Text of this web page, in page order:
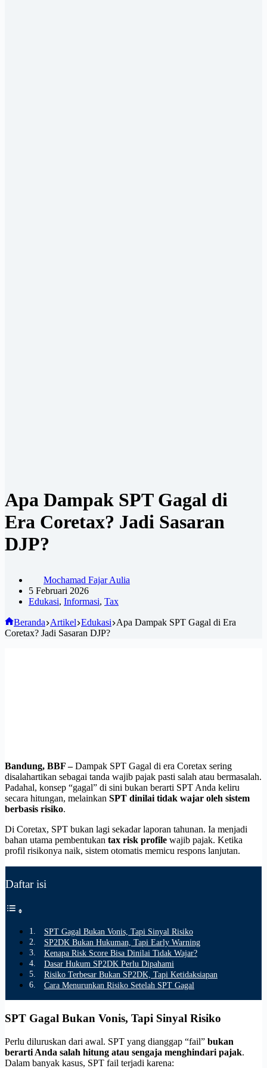
Apa Dampak SPT Gagal di
Era Coretax? Jadi Sasaran
DJP?
Mochamad Fajar Aulia
5 Februari 2026
Edukasi, Informasi, Tax
Beranda Artikel Edukasi Apa Dampak SPT Gagal di Era
Coretax? Jadi Sasaran DJP?
Bandung, BBF –Dampak SPT Gagal di era Coretax sering
disalahartikan sebagai tanda wajib pajak pasti salah atau bermasalah.
Padahal, konsep “gagal” di sini bukan berarti SPT Anda keliru
secara hitungan, melainkan SPT dinilai tidak wajar oleh sistem
berbasis risiko.
Di Coretax, SPT bukan lagi sekadar laporan tahunan. Ia menjadi
bahan utama pembentukan tax risk profile wajib pajak. Ketika
profil risikonya naik, sistem otomatis memicu respons lanjutan.
Daftar isi
SPT Gagal Bukan Vonis, Tapi Sinyal Risiko
SP2DK Bukan Hukuman, Tapi Early Warning
Kenapa Risk Score Bisa Dinilai Tidak Wajar?
Dasar Hukum SP2DK Perlu Dipahami
Risiko Terbesar Bukan SP2DK, Tapi Ketidaksiapan
Cara Menurunkan Risiko Setelah SPT Gagal
SPT Gagal Bukan Vonis, Tapi Sinyal Risiko
Perlu diluruskan dari awal. SPT yang dianggap “fail” bukan
berarti Anda salah hitung atau sengaja menghindari pajak.
Dalam banyak kasus, SPT fail terjadi karena: